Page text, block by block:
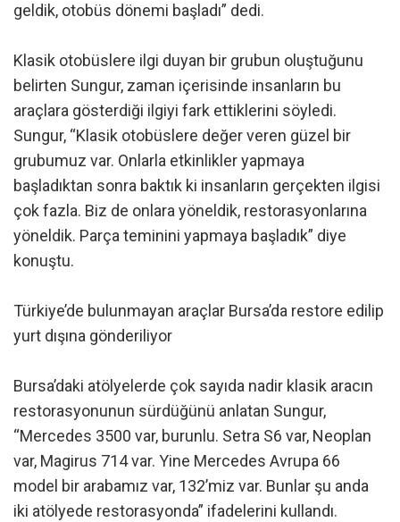
geldik, otobüs dönemi başladı” dedi.
Klasik otobüslere ilgi duyan bir grubun oluştuğunu
belirten Sungur, zaman içerisinde insanların bu
araçlara gösterdiği ilgiyi fark ettiklerini söyledi.
Sungur, “Klasik otobüslere değer veren güzel bir
grubumuz var. Onlarla etkinlikler yapmaya
başladıktan sonra baktık ki insanların gerçekten ilgisi
çok fazla. Biz de onlara yöneldik, restorasyonlarına
yöneldik. Parça teminini yapmaya başladık” diye
konuştu.
Türkiye’de bulunmayan araçlar Bursa’da restore edilip
yurt dışına gönderiliyor
Bursa’daki atölyelerde çok sayıda nadir klasik aracın
restorasyonunun sürdüğünü anlatan Sungur,
“Mercedes 3500 var, burunlu. Setra S6 var, Neoplan
var, Magirus 714 var. Yine Mercedes Avrupa 66
model bir arabamız var, 132’miz var. Bunlar şu anda
iki atölyede restorasyonda” ifadelerini kullandı.